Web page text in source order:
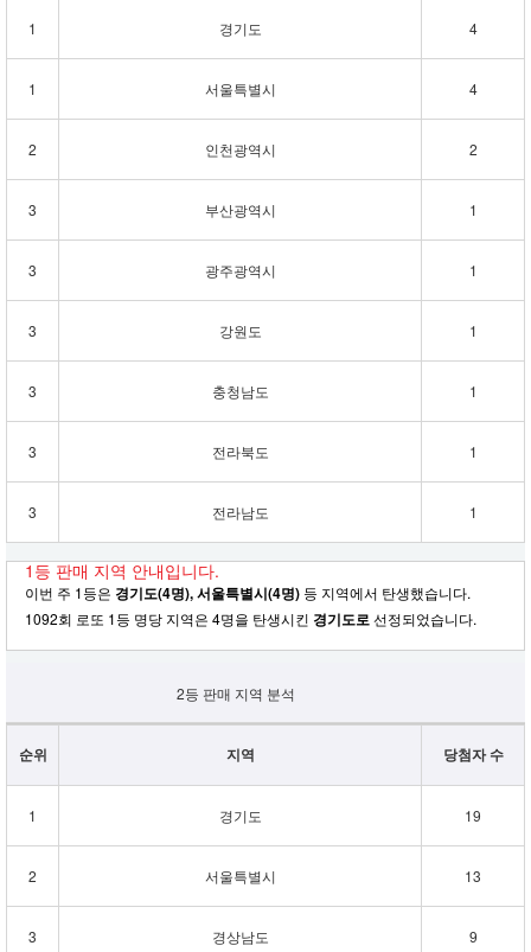
1 경기도 4
1 서울특별시 4
2 인천광역시 2
3 부산광역시 1
3 광주광역시 1
3 강원도 1
3 충청남도 1
3 전라북도 1
3 전라남도 1
1등 판매 지역 안내입니다.
이번 주 1등은 경기도(4명), 서울특별시(4명) 등 지역에서 탄생했습니다.
1092회 로또 1등 명당 지역은 4명을 탄생시킨 경기도로선정되었습니다.
2등 판매 지역 분석
순위 지역 당첨자 수
1 경기도 19
2 서울특별시 13
3 경상남도 9